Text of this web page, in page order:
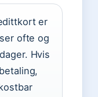
er
ofte og
Hvis